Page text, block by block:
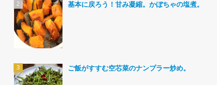
基本に戻ろう！甘み凝縮。かぼちゃの塩煮。
ご飯がすすむ空芯菜のナンプラー炒め。